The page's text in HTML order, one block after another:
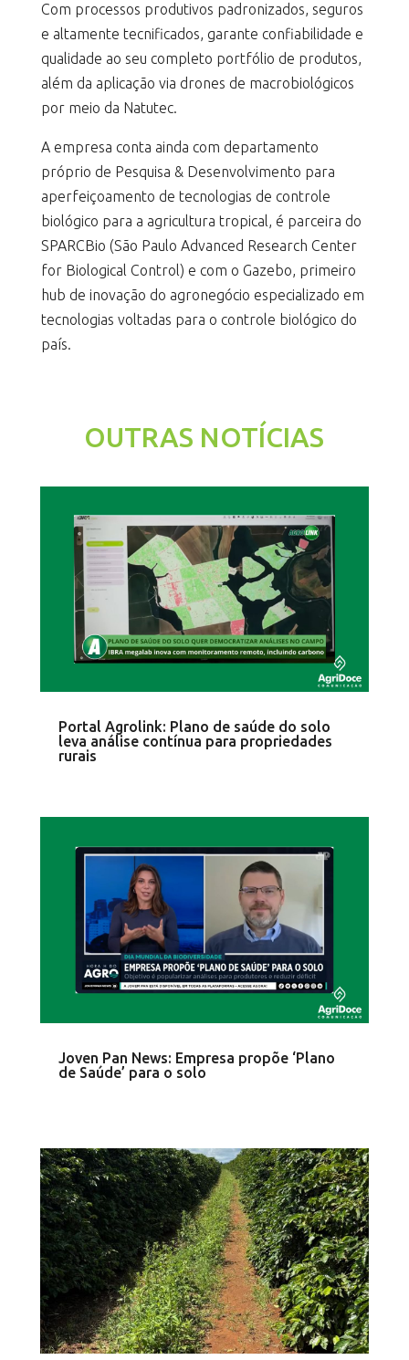
Com processos produtivos padronizados, seguros
e altamente tecnificados, garante confiabilidade e
qualidade ao seu completo portfólio de produtos,
além da aplicação via drones de macrobiológicos
por meio da Natutec.
A empresa conta ainda com departamento
próprio de Pesquisa & Desenvolvimento para
aperfeiçoamento de tecnologias de controle
biológico para a agricultura tropical, é parceira do
SPARCBio (São Paulo Advanced Research Center
for Biological Control) e com o Gazebo, primeiro
hub de inovação do agronegócio especializado em
tecnologias voltadas para o controle biológico do
país.
OUTRAS NOTÍCIAS
Portal Agrolink: Plano de saúde do solo
leva análise contínua para propriedades
rurais
Joven Pan News: Empresa propõe ‘Plano
de Saúde’ para o solo